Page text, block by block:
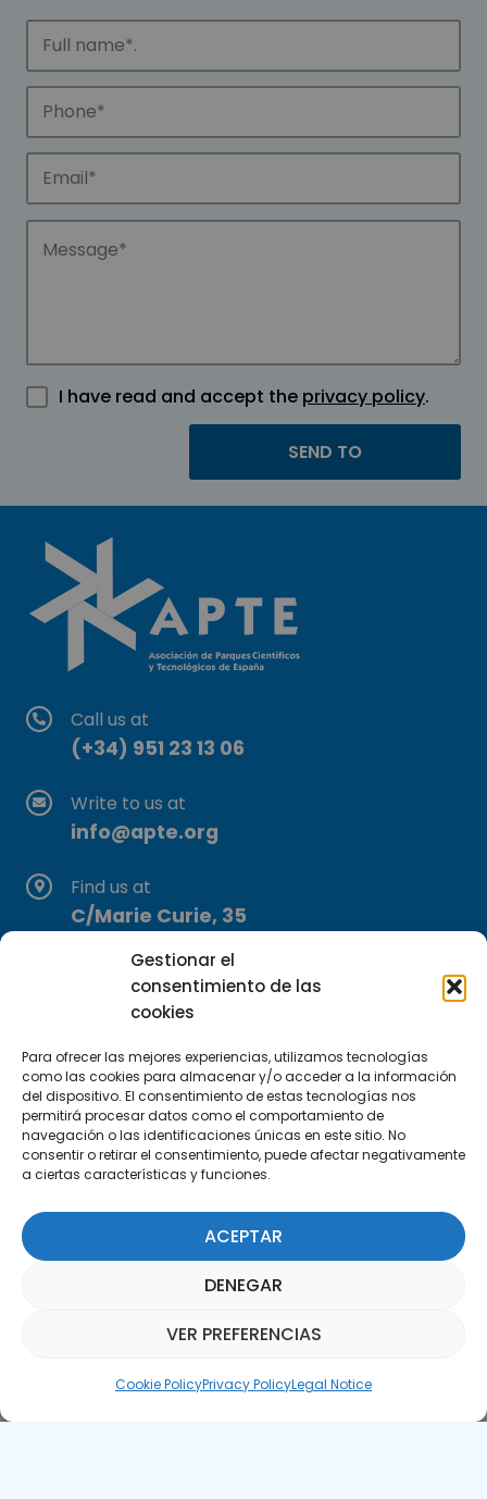
Gestionar el
consentimiento de las
cookies
Para ofrecer las mejores experiencias, utilizamos tecnologías
como las cookies para almacenar y/o acceder a la información
del dispositivo. El consentimiento de estas tecnologías nos
permitirá procesar datos como el comportamiento de
navegación o las identificaciones únicas en este sitio. No
consentir o retirar el consentimiento, puede afectar negativamente
a ciertas características y funciones.
ACEPTAR
DENEGAR
VER PREFERENCIAS
Cookie PolicyPrivacy PolicyLegal Notice
I have read and accept the privacy policy.
Call us at
(+34) 951 23 13 06
Write to us at
info@apte.org
Find us at
C/Marie Curie, 35
Subscribe to our Newsletter
SUBSCRIBE HERE